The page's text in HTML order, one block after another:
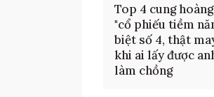
Top 4 cung
"cổ phiếu tiềm
biệt số 4, thật
khi ai lấy được
làm chồng